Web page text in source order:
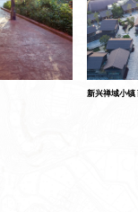
新兴禅域小镇